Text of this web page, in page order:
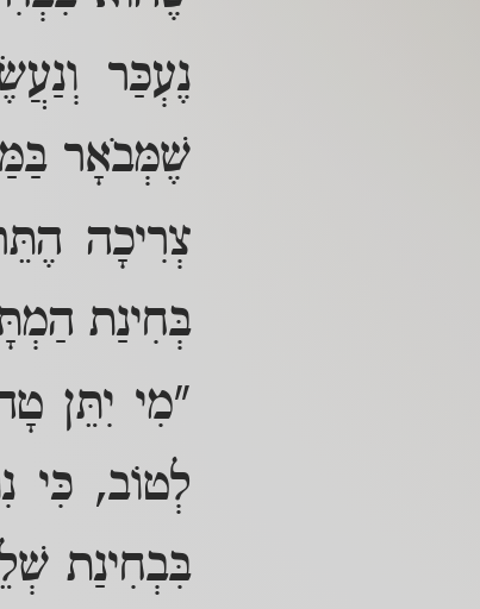
נֶעְכַּר
שֶׁמְּבֹאָר
צְרִיכָה
בְּחִינַת
"מִי יִתֵּן
לְטוֹב, כִּי
בִּבְחִינַת